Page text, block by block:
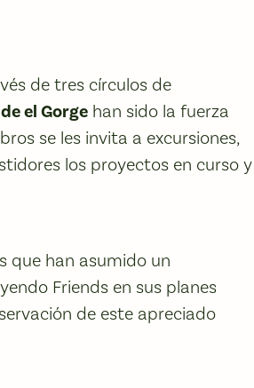
de tres círculos de
el Gorge han sido la fuerza
se les invita a excursiones,
los proyectos en curso y
que han asumido un
Friends en sus planes
de este apreciado